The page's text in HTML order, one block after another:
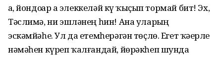
ҙа, йондоҙҙар ҙа элеккеләй күҙ ҡыҫып тормай бит! Эх,
Тәслимә, ни эшләнең һин! Ана уларҙың
эскәмйәһе. Ул да етемһерәгән төҫлө. Егет ҡәҙерле
нәмәһен күреп ҡалғандай, йөрәкһеп шунда